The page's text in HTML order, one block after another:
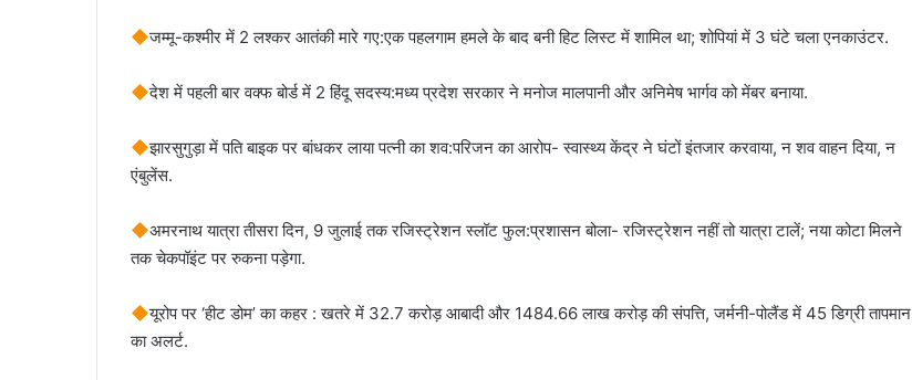
जम्मू-कश्मीर में 2 लश्कर आतंकी मारे गए:एक पहलगाम हमले के बाद बनी हिट लिस्ट में शामिल था; शोपियां में 3 घंटे चला एनकाउंटर.
देश में पहली बार वक्फ बोर्ड में 2 हिंदू सदस्य:मध्य प्रदेश सरकार ने मनोज मालपानी और अनिमेष भार्गव को मेंबर बनाया.
झारसुगुड़ा में पति बाइक पर बांधकर लाया पत्नी का शव:परिजन का आरोप- स्वास्थ्य केंद्र ने घंटों इंतजार करवाया, न शव वाहन दिया, न
एंबुलेंस.
​अमरनाथ यात्रा तीसरा दिन, 9 जुलाई तक रजिस्ट्रेशन स्लॉट फुल:प्रशासन बोला- रजिस्ट्रेशन नहीं तो यात्रा टालें; नया कोटा मिलने
तक चेकपॉइंट पर रुकना पड़ेगा.
​यूरोप पर ‘हीट डोम’ का कहर : खतरे में 32.7 करोड़ आबादी और 1484.66 लाख करोड़ की संपत्ति, जर्मनी-पोलैंड में 45 डिग्री तापमान
का अलर्ट.